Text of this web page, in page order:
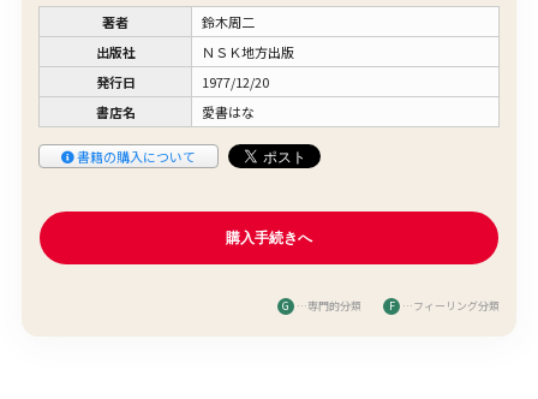
著者
鈴木周二
出版社
ＮＳＫ地方出版
発行日
1977/12/20
書店名
愛書はな
書籍の購入について
G …専門的分類 F …フィーリング分類